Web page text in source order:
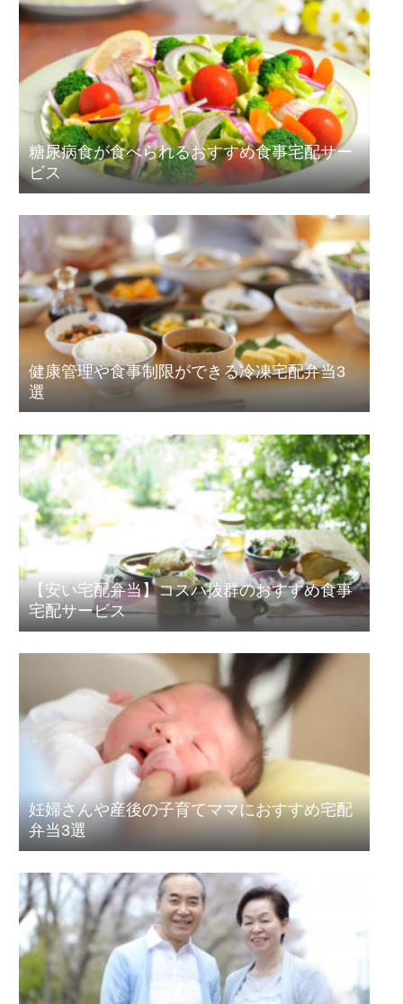
糖尿病食が食べられるおすすめ食事宅配サー
ビス
健康管理や食事制限ができる冷凍宅配弁当3
選
【安い宅配弁当】コスパ抜群のおすすめ食事
宅配サービス
妊婦さんや産後の子育てママにおすすめ宅配
弁当3選